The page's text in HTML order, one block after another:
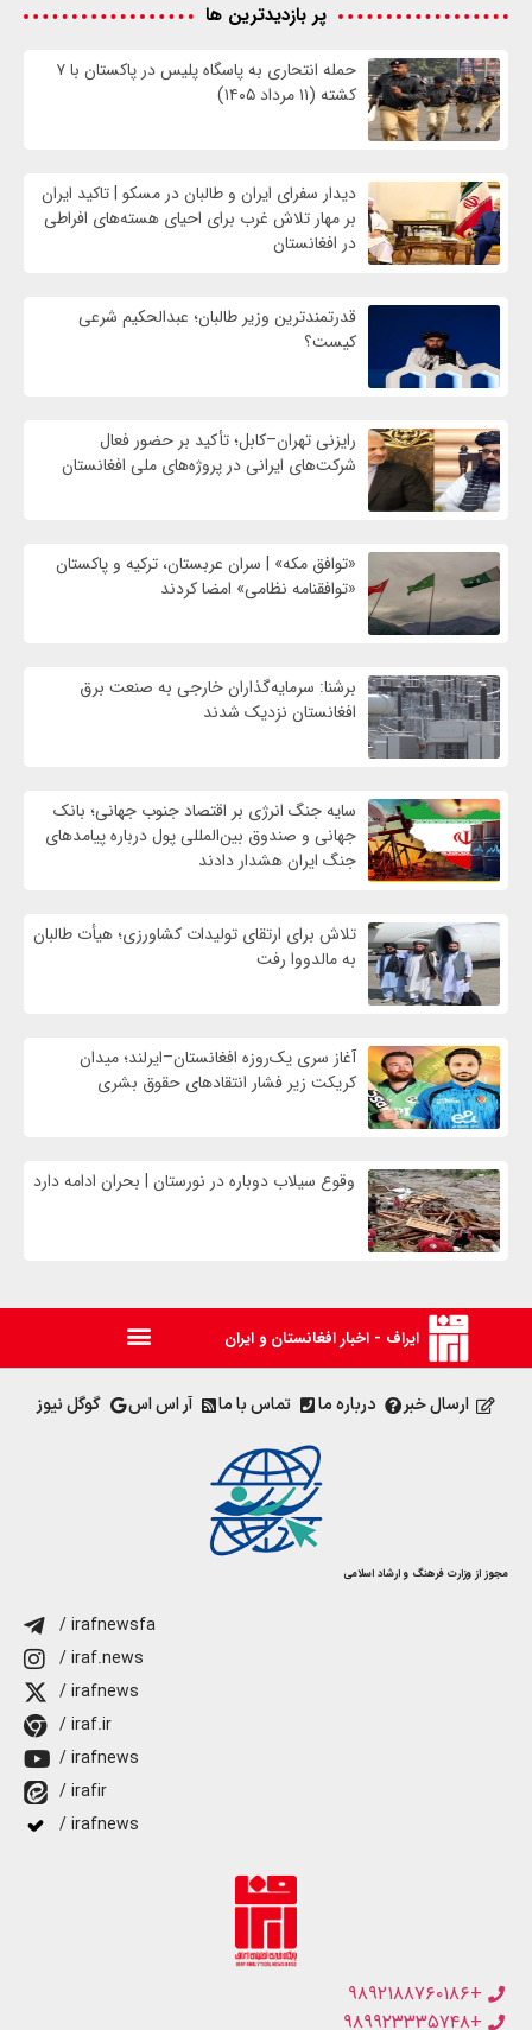
پر بازدیدترین ها
حمله انتحاری به پاسگاه پلیس در پاکستان با ۷
کشته (۱۱ مرداد ۱۴۰۵)
دیدار سفرای ایران و طالبان در مسکو | تاکید ایران
بر مهار تلاش‌ غرب برای احیای هسته‌های افراطی
در افغانستان
قدرتمندترین وزیر طالبان؛ عبدالحکیم شرعی
کیست؟
رایزنی تهران–کابل؛ تأکید بر حضور فعال
شرکت‌های ایرانی در پروژه‌های ملی افغانستان
«توافق مکه» | سران عربستان، ترکیه و پاکستان
«توافقنامه نظامی» امضا کردند
برشنا: سرمایه‌گذاران خارجی به صنعت برق
افغانستان نزدیک شدند
سایه جنگ انرژی بر اقتصاد جنوب جهانی؛ بانک
جهانی و صندوق بین‌المللی پول درباره پیامدهای
جنگ ایران هشدار دادند
تلاش برای ارتقای تولیدات کشاورزی؛ هیأت طالبان
به مالدووا رفت
آغاز سری یک‌روزه افغانستان–ایرلند؛ میدان
کریکت زیر فشار انتقادهای حقوق بشری
وقوع سیلاب دوباره در نورستان | بحران ادامه دارد
ایراف - اخبار افغانستان و ایران
ارسال خبر درباره ما تماس با ما آر اس اس گوگل نیوز
مجوز از وزارت فرهنگ و ارشاد اسلامی
/ irafnewsfa
/ iraf.news
/ irafnews
/ iraf.ir
/ irafnews
/ irafir
/ irafnews
+۹۸۹۲۱۸۸۷۶۰۱۸۶
+۹۸۹۹۲۳۳۳۵۷۴۸